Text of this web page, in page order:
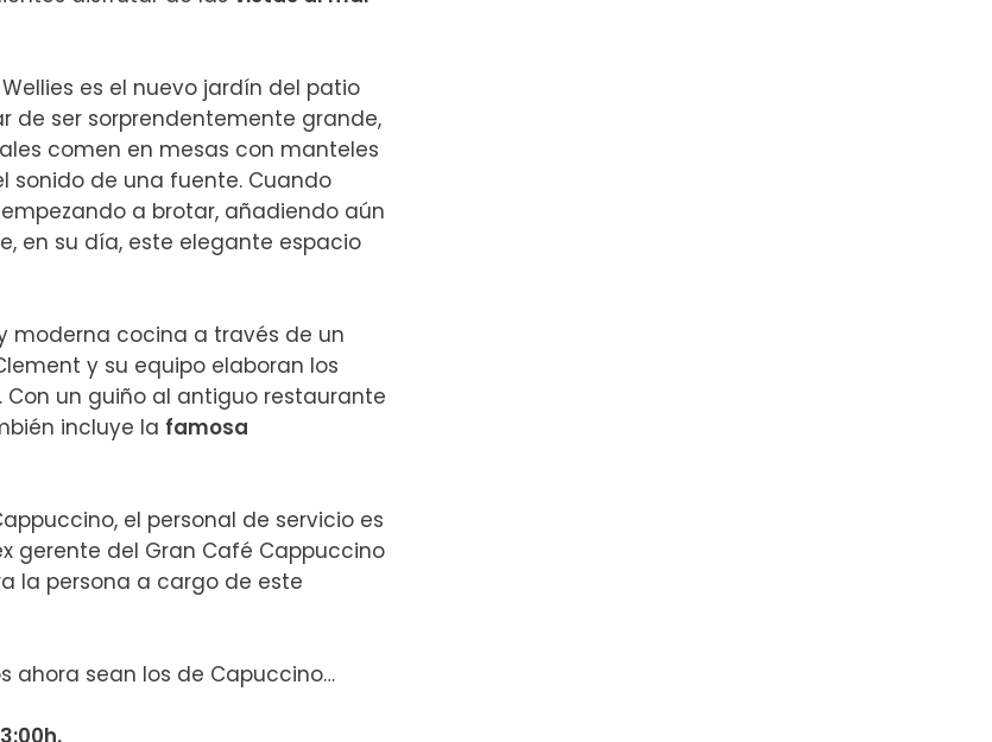
es el nuevo jardín del patio
de ser sorprendentemente grande,
comen en mesas con manteles
sonido de una fuente. Cuando
a brotar, añadiendo aún
en su día, este elegante espacio
moderna cocina a través de un
y su equipo elaboran los
un guiño al antiguo restaurante
incluye la famosa
el personal de servicio es
gerente del Gran Café Cappuccino
la persona a cargo de este
ahora sean los de Capuccino…